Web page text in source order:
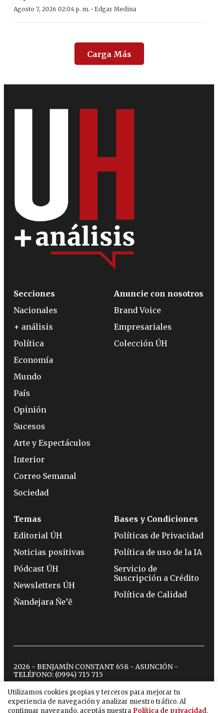
Agosto 7, 2026 02:04 p. m. · Edgar Medina
Carga Más
Utilizamos cookies propias y terceros para mejorar tu
experiencia de navegación y analizar nuestro tráfico. Al
continuar navegando, aceptás nuestra Política de privacidad.
Secciones
Nacionales
+ análisis
Política
Economía
Mundo
País
Opinión
Sucesos
Arte y Espectáculos
Interior
Correo Semanal
Sociedad
Anuncie con nosotros
Brand Voice
Empresariales
Colección ÚH
Temas
Editorial ÚH
Noticias positivas
Pódcast ÚH
Newsletters ÚH
Ñandejara Ñe’ẽ
Bases y Condiciones
Políticas de Privacidad
Política de uso de la IA
Servicio de
Suscripción a Crédito
Política de Calidad
2026 - BENJAMÍN CONSTANT 658 - ASUNCIÓN -
TELÉFONO: (0994) 715 715
twitterinstagram
facebook
tiktokyoutubespotify